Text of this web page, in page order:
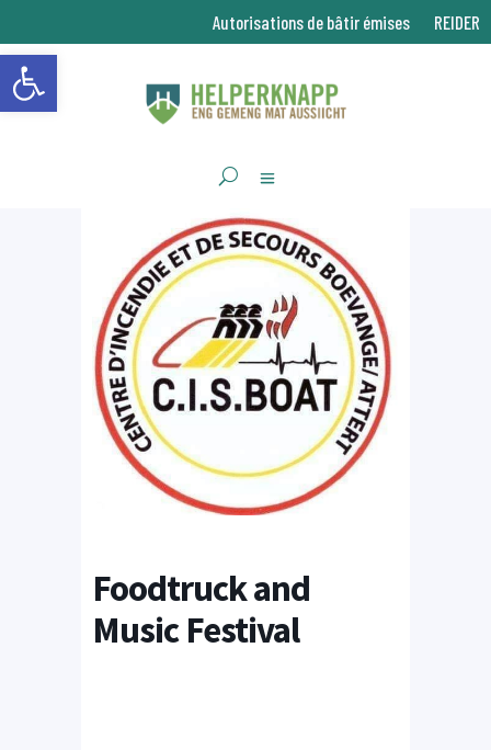
Ouvrir la barre d’outils
Autorisations de bâtir émises REIDER
Foodtruck and
Music Festival